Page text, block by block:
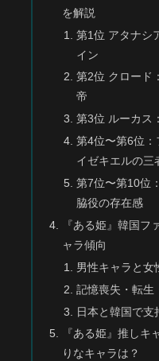
を解説
第1位 アタナシ
イン
第2位 クロード
帝
第3位 ルーカス
第4位〜第6位：
イゼキエルの三
第7位〜第10位
脇役の存在感
『ある姫』韓国フ
ャラ傾向
男性キャラと女
記憶喪失・転生
日本と韓国で支
『ある姫』推しキ
りなキャラは？